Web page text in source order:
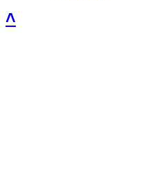
˄